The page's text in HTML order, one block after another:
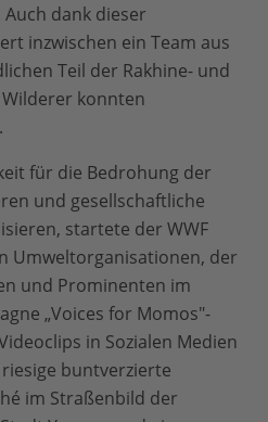
dank dieser
inzwischen ein Team aus
Teil der Rakhine- und
konnten
für die Bedrohung der
und gesellschaftliche
startete der WWF
Umweltorganisationen, der
und Prominenten im
„Voices for Momos"-
in Sozialen Medien
buntverzierte
im Straßenbild der